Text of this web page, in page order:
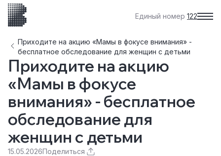
Единый номер 122
Приходите на акцию «Мамы в фокусе внимания» -
бесплатное обследование для женщин с детьми
Приходите на акцию
«Мамы в фокусе
внимания» - бесплатное
обследование для
женщин с детьми
15.05.2026Поделиться